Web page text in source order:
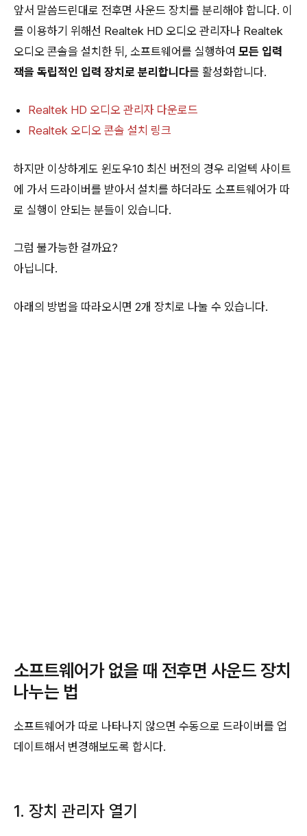
앞서 말씀드린대로 전후면 사운드 장치를 분리해야 합니다. 이
를 이용하기 위해선 Realtek HD 오디오 관리자나 Realtek
오디오 콘솔을 설치한 뒤, 소프트웨어를 실행하여 모든 입력
잭을 독립적인 입력 장치로 분리합니다를 활성화합니다.
Realtek HD 오디오 관리자 다운로드
Realtek 오디오 콘솔 설치 링크
하지만 이상하게도 윈도우10 최신 버전의 경우 리얼텍 사이트
에 가서 드라이버를 받아서 설치를 하더라도 소프트웨어가 따
로 실행이 안되는 분들이 있습니다.
그럼 불가능한 걸까요?
아닙니다.
아래의 방법을 따라오시면 2개 장치로 나눌 수 있습니다.
소프트웨어가 없을 때 전후면 사운드 장치
나누는 법
소프트웨어가 따로 나타나지 않으면 수동으로 드라이버를 업
데이트해서 변경해보도록 합시다.
1. 장치 관리자 열기